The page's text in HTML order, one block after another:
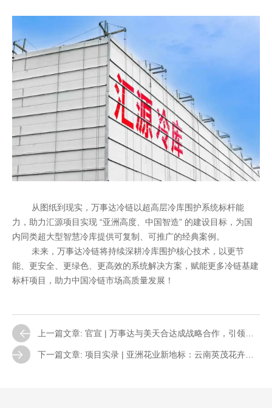
从图纸到现实，万事达冷链以超高层冷库围护系统标杆能
力，助力汇源项目实现 “亚洲高度、中国智造” 的建设目标，为国
内同类超大型智慧冷库提供可复制、可推广的经典案例。
未来，万事达冷链将持续深耕冷库围护核心技术，以更节
能、更安全、更绿色、更高效的系统解决方案，赋能更多冷链基建
标杆项目，助力中国冷链市场高质量发展！
上一篇文章: 官宣 | 万事达与美天合达成战略合作，引领冷
链高质量发展
下一篇文章: 项目实录 | 亚洲花业新地标：云南英茂花卉项